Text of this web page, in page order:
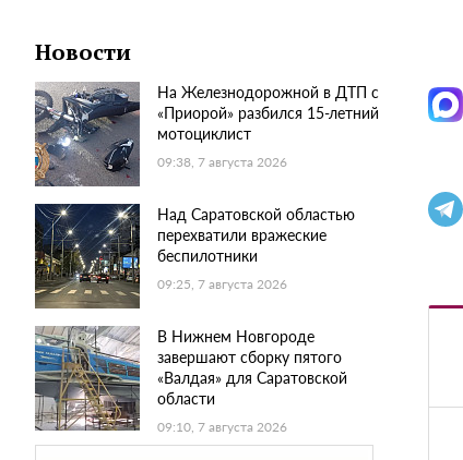
Новости
На Железнодорожной в ДТП с
«Приорой» разбился 15-летний
мотоциклист
09:38, 7 августа 2026
Над Саратовской областью
перехватили вражеские
беспилотники
09:25, 7 августа 2026
В Нижнем Новгороде
завершают сборку пятого
«Валдая» для Саратовской
области
09:10, 7 августа 2026